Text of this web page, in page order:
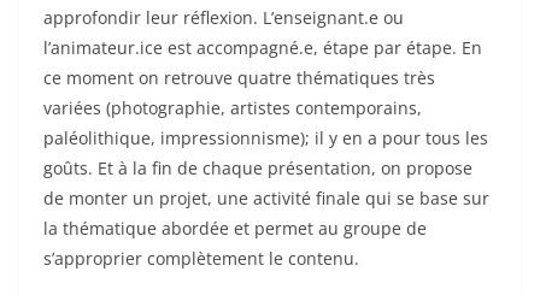
approfondir leur réflexion. L’enseignant.e ou
l’animateur.ice est accompagné.e, étape par étape. En
ce moment on retrouve quatre thématiques très
variées (photographie, artistes contemporains,
paléolithique, impressionnisme); il y en a pour tous les
goûts. Et à la fin de chaque présentation, on propose
de monter un projet, une activité finale qui se base sur
la thématique abordée et permet au groupe de
s’approprier complètement le contenu.